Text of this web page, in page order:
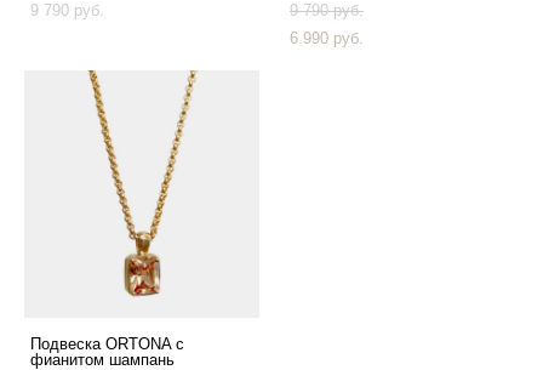
9 790 pуб.
9 790 pуб.
6 990 pуб.
Подвеска ORTONA с
фианитом шампань